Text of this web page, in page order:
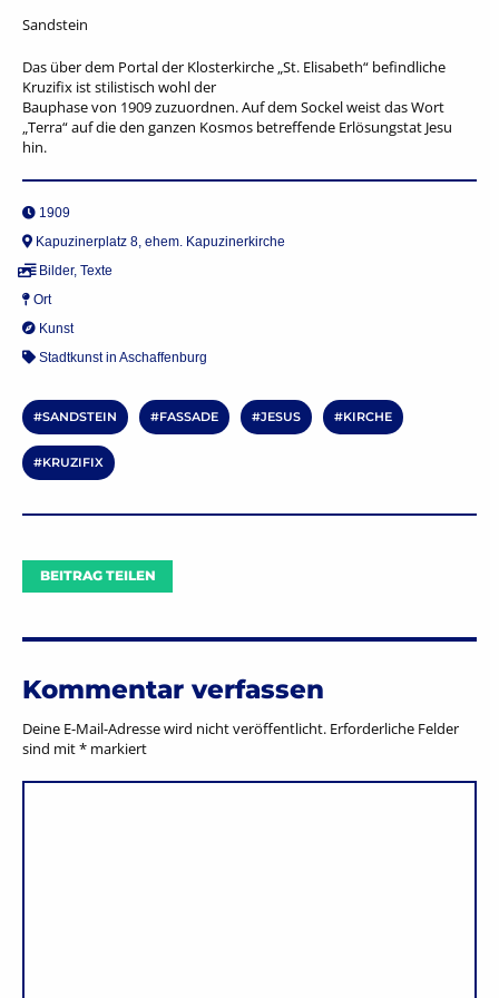
Sandstein
Das über dem Portal der Klosterkirche „St. Elisabeth“ befindliche
Kruzifix ist stilistisch wohl der
Bauphase von 1909 zuzuordnen. Auf dem Sockel weist das Wort
„Terra“ auf die den ganzen Kosmos betreffende Erlösungstat Jesu
hin.
1909
Kapuzinerplatz 8, ehem. Kapuzinerkirche
Bilder, Texte
Ort
Kunst
Stadtkunst in Aschaffenburg
SANDSTEIN FASSADE JESUS KIRCHE
KRUZIFIX
BEITRAG TEILEN
Kommentar verfassen
Deine E-Mail-Adresse wird nicht veröffentlicht. Erforderliche Felder
sind mit* markiert